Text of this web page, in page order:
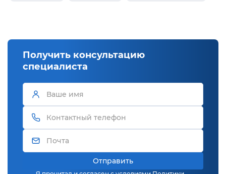
Получить консультацию
специалиста
Отправить